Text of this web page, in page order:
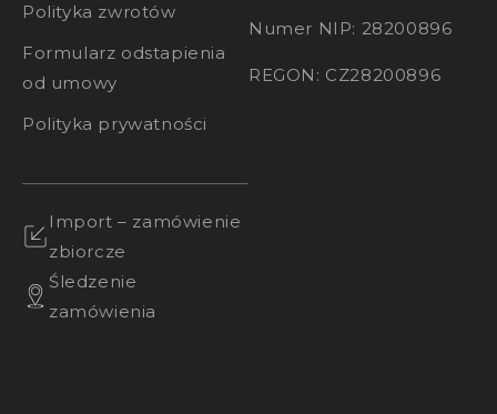
Polityka zwrotów
Formularz odstapienia
od umowy
Polityka prywatności
Import – zamówienie
zbiorcze
Śledzenie
zamówienia
Numer NIP: 28200896
REGON: CZ28200896